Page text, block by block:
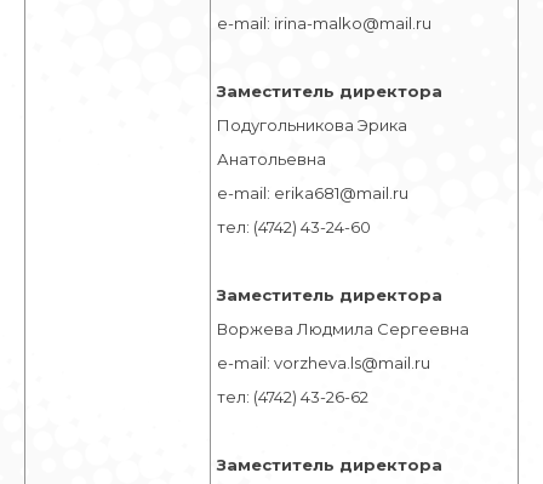
e-mail: irina-malko@mail.ru
Заместитель директора
Подугольникова Эрика
Анатольевна
e-mail: erika681@mail.ru
тел: (4742) 43-24-60
Заместитель директора
Воржева Людмила Сергеевна
e-mail: vorzheva.ls@mail.ru
тел: (4742) 43-26-62
Заместитель директора